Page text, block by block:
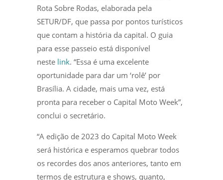
Rota Sobre Rodas, elaborada pela
SETUR/DF, que passa por pontos turísticos
que contam a história da capital. O guia
para esse passeio está disponível
neste link. “Essa é uma excelente
oportunidade para dar um ‘rolê’ por
Brasília. A cidade, mais uma vez, está
pronta para receber o Capital Moto Week”,
conclui o secretário.
“A edição de 2023 do Capital Moto Week
será histórica e esperamos quebrar todos
os recordes dos anos anteriores, tanto em
termos de estrutura e shows, quanto,